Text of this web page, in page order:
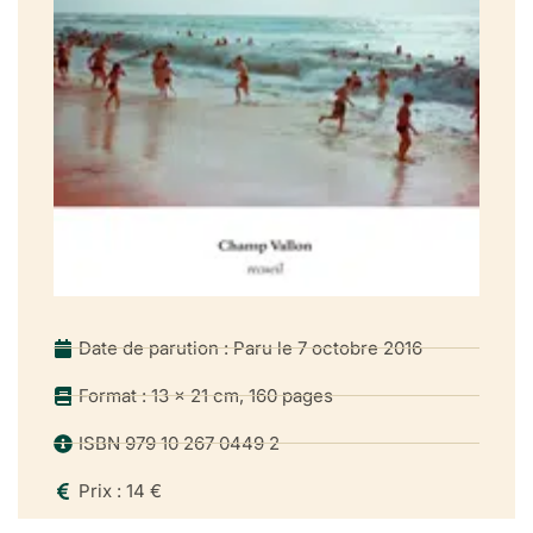
les serres du monde si cette métaphore a un sens. C’est ce
qui arrive à
Ganymède dans la légende, un aigle se l’approprie et vient
univers des choses ou l’univers des contre-choses, enfin
j’espère qu’on se
de l’espoir et il semble un instant que rien ne peut plus
la carte postale vivante d’hier – pleine lune sur mer
déchaînée & grains fouettant
Date de parution : Paru le 7 octobre 2016
Format : 13 x 21 cm, 160 pages
ISBN 979 10 267 0449 2
Prix : 14 €